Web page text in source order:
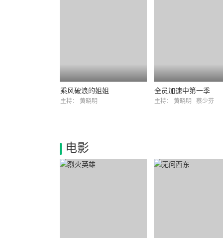
乘风破浪的姐姐
主持： 黄晓明
全员加速中第一季
主持： 黄晓明 蔡少芬
电影